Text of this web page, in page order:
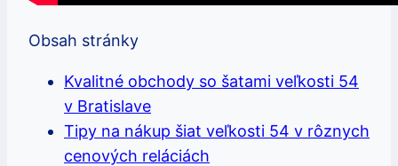
Obsah stránky
Kvalitné obchody so šatami veľkosti 54
v Bratislave
Tipy na nákup šiat veľkosti 54 v rôznych
cenových reláciách